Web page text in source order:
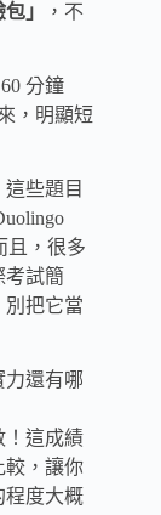
」
，不
分鐘
，明顯短
這些題目
且，很多
考試簡
別把它當
力還有哪
！這成績
較，讓你
程度大概